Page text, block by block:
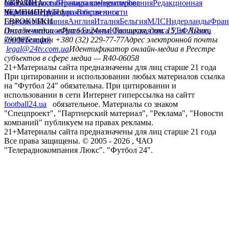
сайтуКонтактыПравила комментированияРедакционная
политикаСтруктура собственности
facebookxyoutubeinstagramtelegramviber
УКРАИНА
УкраинаПервая лигаВторая лига
ЧЕМПИОНАТЫ
ГерманияИспанияАнглияИталияБельгияМЛСНидерланды
ЕВРОКУБКИ
Лига чемпионовЛига ЕвропыЮношеская лига УЕФАЛига
конференций
Онлайн-медиа «Футбол 24»пл. Галицкая, дом. 15, м. Львов,
79008Телефон +380 (32) 229-77-77Адрес электронной почты
legal@24tv.com.uaИдентификатор онлайн-медиа в Реестре
субъектов в сфере медиа — R40-06058
21+Материалы сайта предназначены для лиц старше 21 года
При цитировании и использовании любых материалов ссылка
на "Футбол 24" обязательна. При цитировании и
использовании в сети Интернет гиперссылка на сайтт
football24.ua
обязательное. Материалы со знаком
"Спецпроект", "Партнерский материал", "Реклама", "Новости
компаний" публикуем на правах рекламы.
21+Материалы сайта предназначены для лиц старше 21 года
Все права защищены. © 2005 - 2026 , ЧАО
"Телерадиокомпания Люкс". "Футбол 24".